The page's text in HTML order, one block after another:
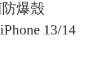
爆殼
13/14